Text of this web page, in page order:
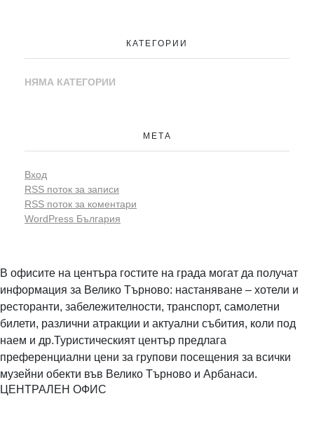
КАТЕГОРИИ
НЯМА КАТЕГОРИИ
МЕТА
Вход
RSS поток за записи
RSS поток за коментари
WordPress България
В офисите на центъра гостите на града могат да получат
информация за Велико Търново: настаняване – хотели и
ресторанти, забележителности, транспорт, самолетни
билети, различни атракции и актуални събития, коли под
наем и др.Туристическият център предлага
преференциални цени за групови посещения за всички
музейни обекти във Велико Търново и Арбанаси.
ЦЕНТРАЛЕН ОФИС